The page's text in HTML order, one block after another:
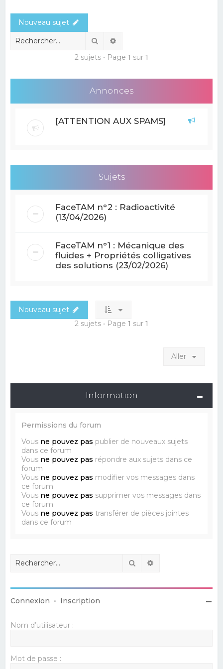
r
Nouveau sujet
Rechercher
2 sujets • Page 1 sur 1
Annonces
[ATTENTION AUX SPAMS]
Sujets
FaceTAM n°2 : Radioactivité
(13/04/2026)
FaceTAM n°1 : Mécanique des
fluides + Propriétés colligatives
des solutions (23/02/2026)
Nouveau sujet
2 sujets • Page 1 sur 1
Aller
Information
Permissions du forum
Vous ne pouvez pas publier de nouveaux sujets
dans ce forum
Vous ne pouvez pas répondre aux sujets dans ce
forum
Vous ne pouvez pas modifier vos messages dans
ce forum
Vous ne pouvez pas supprimer vos messages dans
ce forum
Vous ne pouvez pas transférer de pièces jointes
dans ce forum
Rechercher
Connexion • Inscription
Nom d’utilisateur :
Mot de passe :